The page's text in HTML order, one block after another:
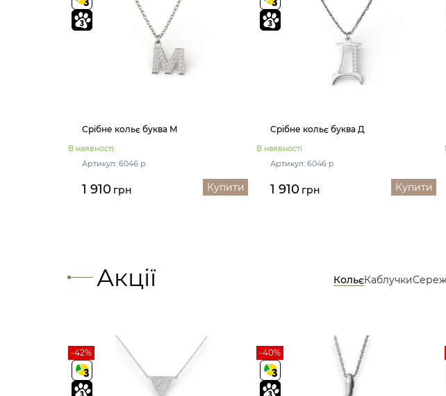
Срібне кольє буква М
В наявності
Артикул: 6046 р
1 910 грн Купити
Срібне кольє буква Д
В наявності
Артикул: 6046 р
1 910 грн Купити
Акції КольєКаблучки
-42% -40%